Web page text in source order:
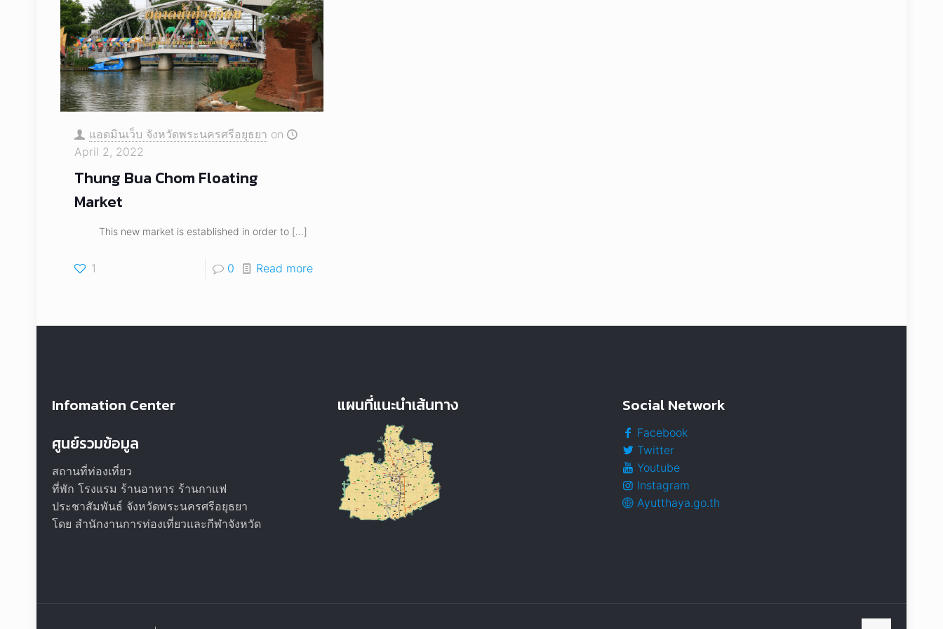
แอดมินเว็บ จังหวัดพระนครศรีอยุธยา on
April 2, 2022
Thung Bua Chom Floating
Market
This new market is established in order to[…]
1 0 Read more
Infomation Center
ศูนย์รวมข้อมูล
สถานที่ท่องเที่ยว
ที่พัก โรงแรม ร้านอาหาร ร้านกาแฟ
ประชาสัมพันธ์ จังหวัดพระนครศรีอยุธยา
โดย สำนักงานการท่องเที่ยวและกีฬาจังหวัด
แผนที่แนะนำเส้นทาง Social Network
Facebook
Twitter
Youtube
Instagram
Ayutthaya.go.th